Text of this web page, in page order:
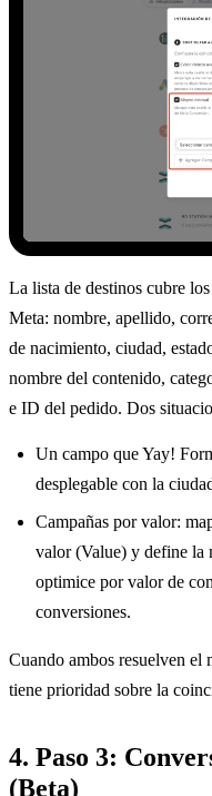
La lista de destinos cubre
Meta: nombre, apellido,
de nacimiento, ciudad,
nombre del contenido,
e ID del pedido. Dos
Un campo que Yay!
desplegable con la
Campañas por valor:
valor (Value) y define la
optimice por valor de
conversiones.
Cuando ambos resuelven el
tiene prioridad sobre la
4. Paso 3:
(Beta)